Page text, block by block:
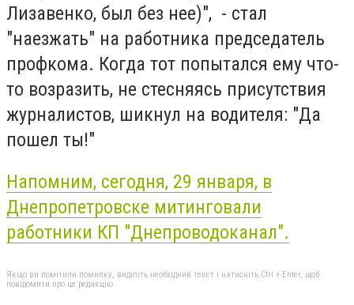
Лизавенко, был без нее)", - стал
"наезжать" на работника председатель
профкома. Когда тот попытался ему что-
то возразить, не стесняясь присутствия
журналистов, шикнул на водителя: "Да
пошел ты!"
Напомним, сегодня, 29 января, в
Днепропетровске митинговали
работники КП "Днепроводоканал".
Якщо ви помітили помилку, виділіть необхідний текст і натисніть Ctrl + Enter, щоб
повідомити про це редакцію